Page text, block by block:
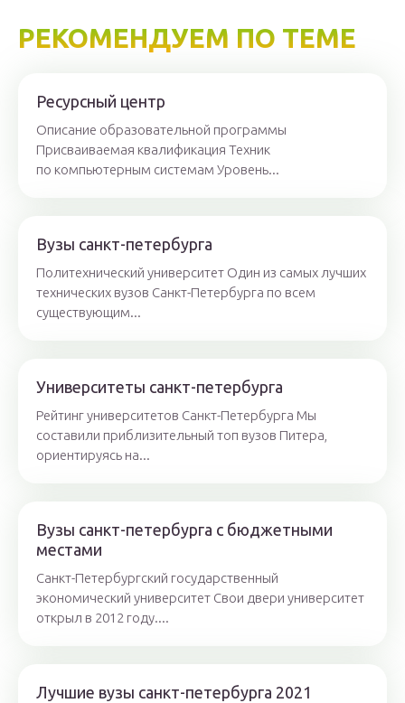
РЕКОМЕНДУЕМ ПО ТЕМЕ
Ресурсный центр
Описание образовательной программы
Присваиваемая квалификация Техник
по компьютерным системам Уровень...
Вузы санкт-петербурга
Политехнический университет Один из самых лучших
технических вузов Санкт-Петербурга по всем
существующим...
Университеты санкт-петербурга
Рейтинг университетов Санкт-Петербурга Мы
составили приблизительный топ вузов Питера,
ориентируясь на...
Вузы санкт-петербурга с бюджетными
местами
Санкт-Петербургский государственный
экономический университет Свои двери университет
открыл в 2012 году....
Лучшие вузы санкт-петербурга 2021